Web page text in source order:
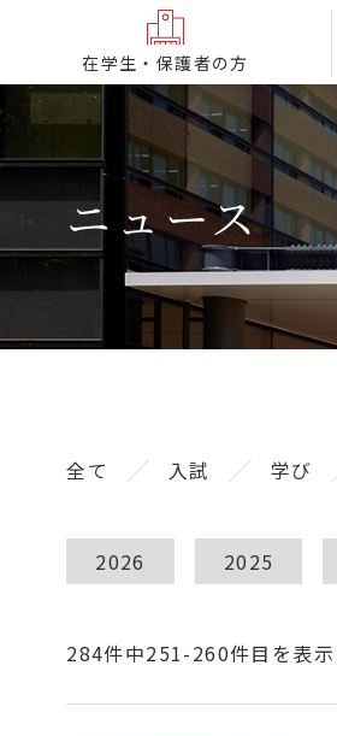
在学生・保護者の方
ニュース
全て 入試 学び
2026 2025
284件中251-260件目を表示